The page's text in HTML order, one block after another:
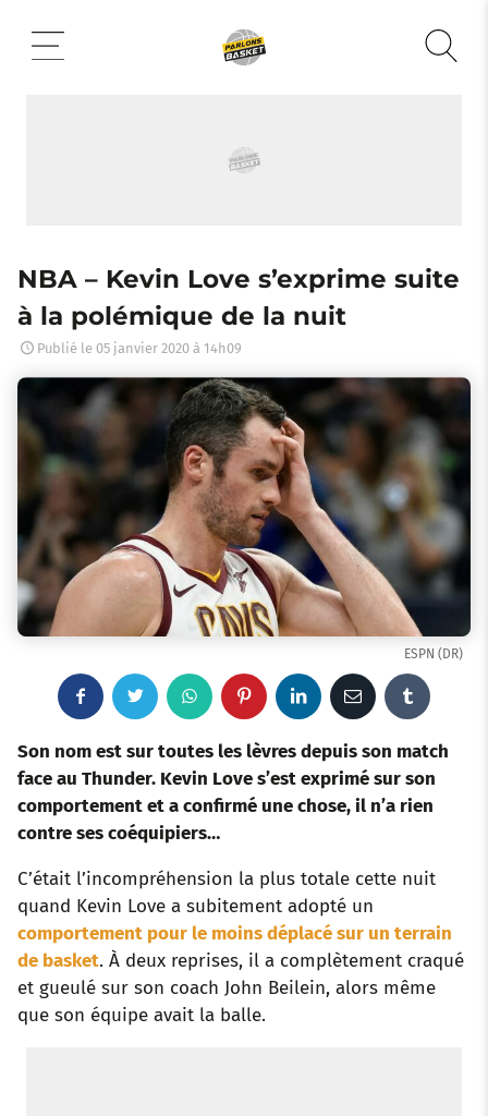
contenu
NBA – Kevin Love s’exprime suite
à la polémique de la nuit
Publié le 05 janvier 2020 à 14h09
ESPN (DR)
c
e
b
o
k
i
t
t
r
W
a
t
s
p
p
P
i
n
e
e
s
i
n
e
d
I
E
a
l
u
m
l
Son nom est sur toutes les lèvres depuis son match
face au Thunder. Kevin Love s’est exprimé sur son
comportement et a confirmé une chose, il n’a rien
contre ses coéquipiers…
C’était l’incompréhension la plus totale cette nuit
quand Kevin Love a subitement adopté un
comportement pour le moins déplacé sur un terrain
de basket. À deux reprises, il a complètement craqué
et gueulé sur son coach John Beilein, alors même
que son équipe avait la balle.